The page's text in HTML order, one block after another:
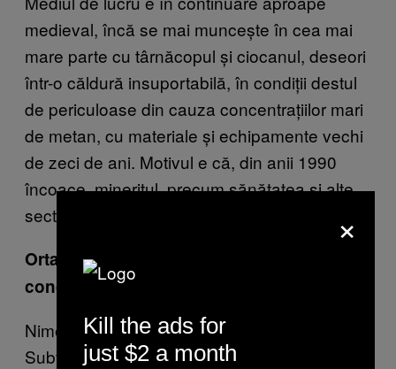
medieval, încă se mai muncește în cea mai
mare parte cu târnăcopul și ciocanul, deseori
într-o căldură insuportabilă, în condiții destul
de periculoase din cauza concentrațiilor mari
de metan, cu materiale și echipamente vechi
de zeci de ani. Motivul e că, din anii 1990
încoace, mineritul, precum sănătatea și alte
sectoare, suferă de o subfinanțare dramatică.
Ortacii ce v-au povestit despre aceste
condiţii?
Nimeni nu e mulțumit de ele, evident.
Subfinanțarea pune viața oamenilor în
×
Kill the ads for
just $2 a month